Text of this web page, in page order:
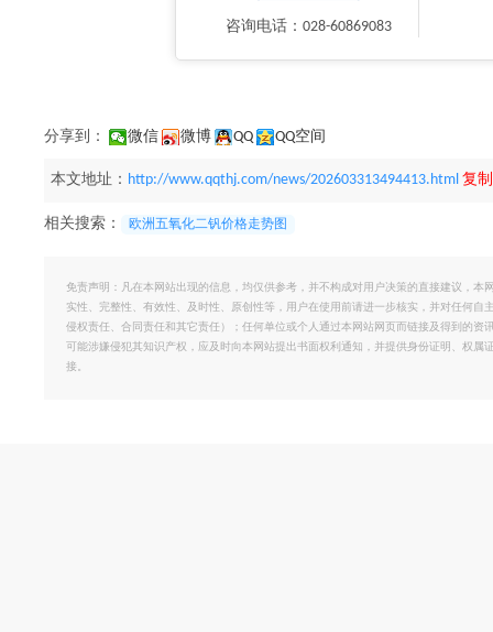
咨询电话：028-60869083
分享到： 微信 微博 QQ QQ空间
本文地址： http://www.qqthj.com/news/202603313494413.html 复
相关搜索： 欧洲五氧化二钒价格走势图
免责声明：凡在本网站出现的信息，均仅供参考，并不构成对用户决策的直接建议，
实性、完整性、有效性、及时性、原创性等，用户在使用前请进一步核实，并对任何
侵权责任、合同责任和其它责任）；任何单位或个人通过本网站网页而链接及得到的
可能涉嫌侵犯其知识产权，应及时向本网站提出书面权利通知，并提供身份证明、权
接。